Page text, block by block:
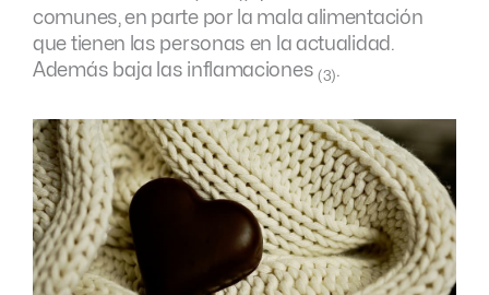
comunes, en parte por la mala alimentación
que tienen las personas en la actualidad.
Además baja las inflamaciones (3).